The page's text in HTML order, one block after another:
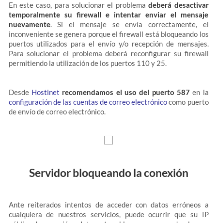
En este caso, para solucionar el problema deberá desactivar
temporalmente su firewall e intentar enviar el mensaje
nuevamente. Si el mensaje se envía correctamente, el
inconveniente se genera porque el firewall está bloqueando los
puertos utilizados para el envío y/o recepción de mensajes.
Para solucionar el problema deberá reconfigurar su firewall
permitiendo la utilización de los puertos 110 y 25.
Desde Hostinet recomendamos el uso del puerto 587en la
configuración de las cuentas de correo electrónicocomo puerto
de envío de correo electrónico.
Servidor bloqueando la conexión
Ante reiterados intentos de acceder con datos erróneos a
cualquiera de nuestros servicios, puede ocurrir que su IP